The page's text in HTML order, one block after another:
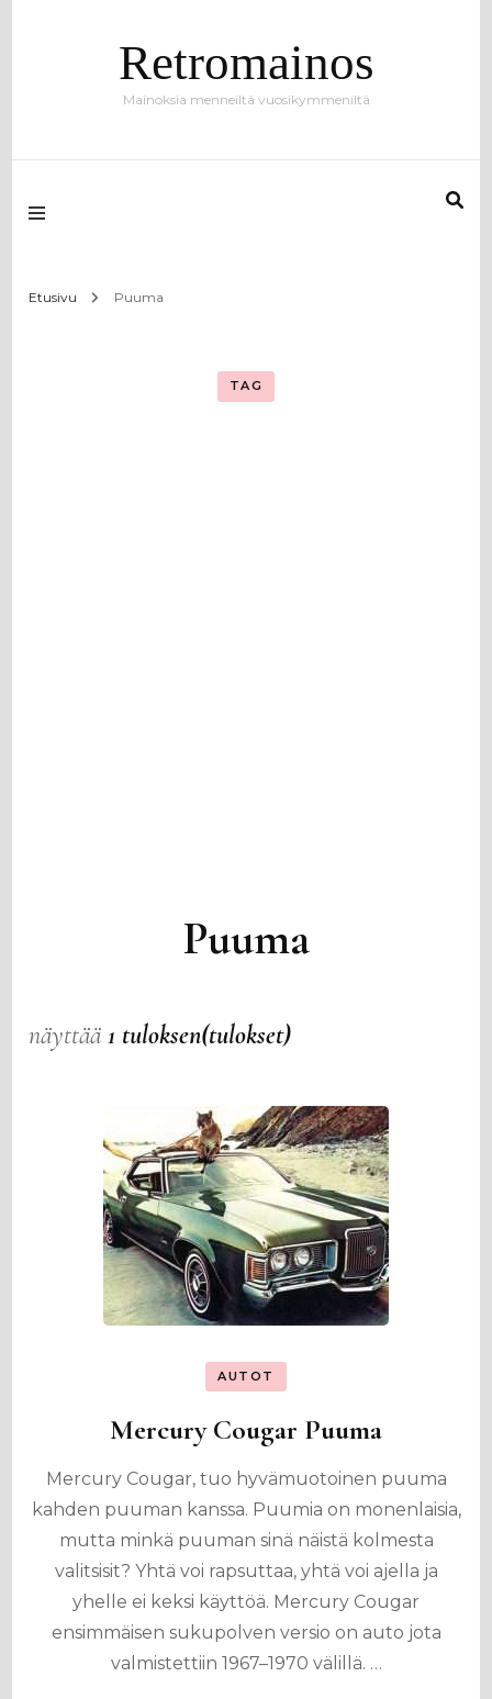
Retromainos
Mainoksia menneiltä vuosikymmeniltä
Etusivu Puuma
TAG
Puuma
näyttää1 tuloksen(tulokset)
AUTOT
Mercury Cougar Puuma
Mercury Cougar, tuo hyvämuotoinen puuma
kahden puuman kanssa. Puumia on monenlaisia,
mutta minkä puuman sinä näistä kolmesta
valitsisit? Yhtä voi rapsuttaa, yhtä voi ajella ja
yhelle ei keksi käyttöä. Mercury Cougar
ensimmäisen sukupolven versio on auto jota
valmistettiin 1967–1970 välillä. …